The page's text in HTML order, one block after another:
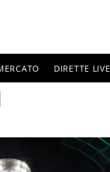
DIRETTE LIVE